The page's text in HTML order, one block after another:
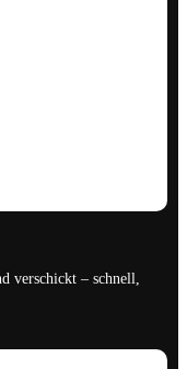
verschickt – schnell,